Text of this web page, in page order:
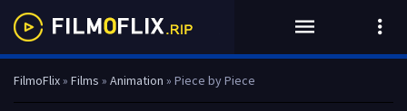
FilmoFlix» Films » Animation » Piece by Piece